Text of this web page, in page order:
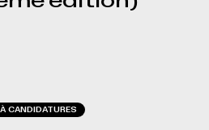
CANDIDATURES